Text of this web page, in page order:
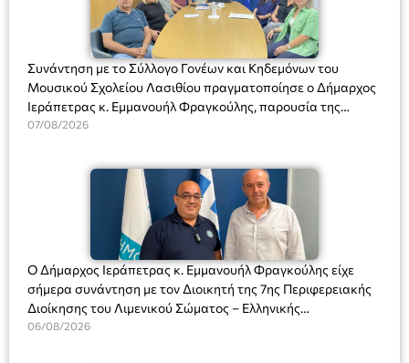
Συνάντηση με το Σύλλογο Γονέων και Κηδεμόνων του
Μουσικού Σχολείου Λασιθίου πραγματοποίησε ο Δήμαρχος
Ιεράπετρας κ. Εμμανουήλ Φραγκούλης, παρουσία της
Διευθύντριας του σχολείου κας Μαριάννας Χαΐτα.
07/08/2026
Ο Δήμαρχος Ιεράπετρας κ. Εμμανουήλ Φραγκούλης είχε
σήμερα συνάντηση με τον Διοικητή της 7ης Περιφερειακής
Διοίκησης του Λιμενικού Σώματος – Ελληνικής
Ακτοφυλακής (Λ.Σ.-ΕΛ.ΑΚΤ.), Αρχιπλοίαρχο Λ.Σ. κ. Ιωάννη
06/08/2026